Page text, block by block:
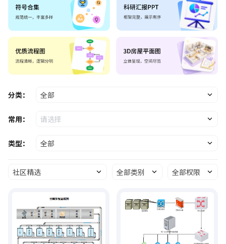
分类： 全部
常用： 请选择
类型： 全部
社区精选 全部类别 全部权限